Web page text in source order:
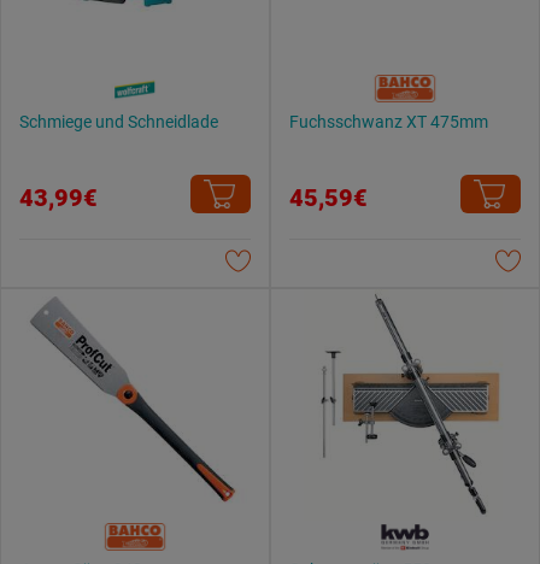
Schmiege und Schneidlade
43,99€
Fuchsschwanz XT 475mm
45,59€